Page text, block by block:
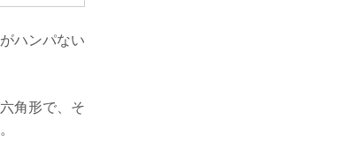
ハンパない
角形で、そ